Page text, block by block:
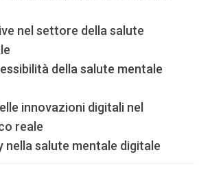
nel settore della salute
della salute mentale
innovazioni digitali nel
reale
nella salute mentale digitale